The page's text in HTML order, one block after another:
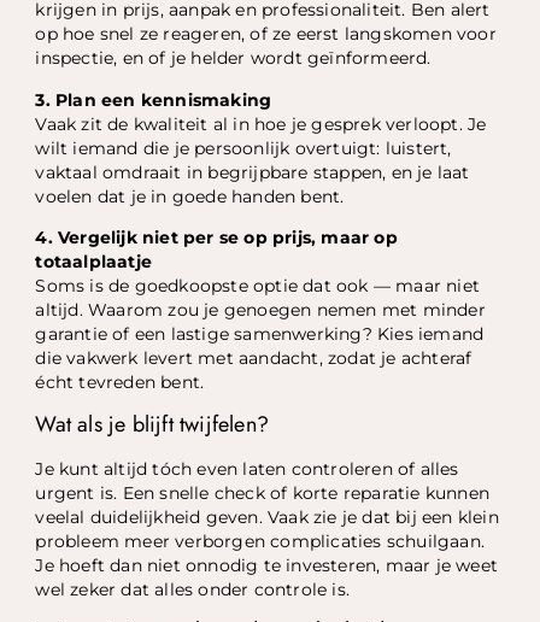
krijgen in prijs, aanpak en professionaliteit. Ben alert
op hoe snel ze reageren, of ze eerst langskomen voor
inspectie, en of je helder wordt geïnformeerd.
3. Plan een kennismaking
Vaak zit de kwaliteit al in hoe je gesprek verloopt. Je
wilt iemand die je persoonlijk overtuigt: luistert,
vaktaal omdraait in begrijpbare stappen, en je laat
voelen dat je in goede handen bent.
4. Vergelijk niet per se op prijs, maar op
totaalplaatje
Soms is de goedkoopste optie dat ook — maar niet
altijd. Waarom zou je genoegen nemen met minder
garantie of een lastige samenwerking? Kies iemand
die vakwerk levert met aandacht, zodat je achteraf
écht tevreden bent.
Wat als je blijft twijfelen?
Je kunt altijd tóch even laten controleren of alles
urgent is. Een snelle check of korte reparatie kunnen
veelal duidelijkheid geven. Vaak zie je dat bij een klein
probleem meer verborgen complicaties schuilgaan.
Je hoeft dan niet onnodig te investeren, maar je weet
wel zeker dat alles onder controle is.